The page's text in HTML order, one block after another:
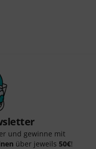
und gewinne mit
über jeweils 50€!